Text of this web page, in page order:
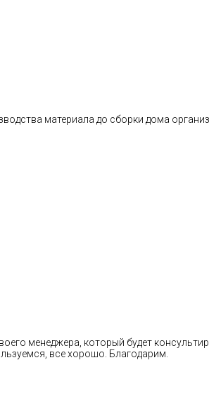
материала до сборки дома
менеджера, который будет
все хорошо. Благодарим.